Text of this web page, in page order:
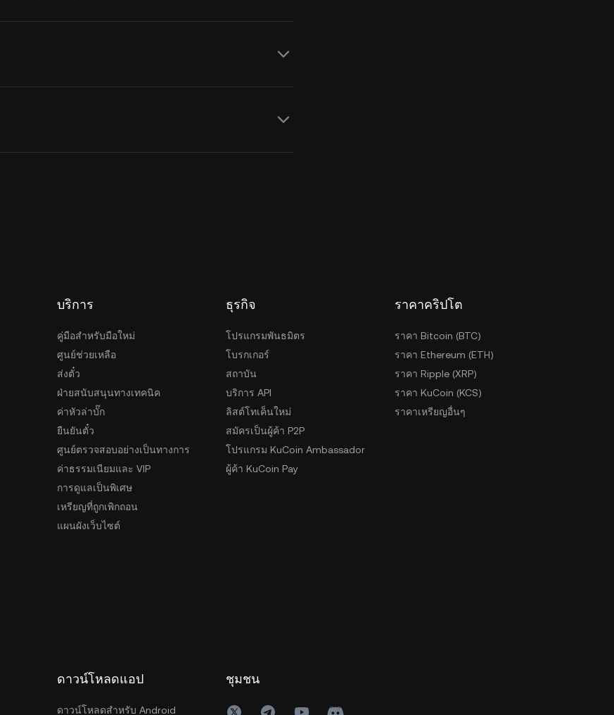
บริการ
คู่มือสำหรับมือใหม่
ศูนย์ช่วยเหลือ
ส่งตั๋ว
ฝ่ายสนับสนุนทางเทคนิค
ค่าหัวล่าบั๊ก
ยืนยันตั๋ว
ศูนย์ตรวจสอบอย่างเป็นทางการ
ค่าธรรมเนียมและ VIP
การดูแลเป็นพิเศษ
เหรียญที่ถูกเพิกถอน
แผนผังเว็บไซต์
ธุรกิจ
โปรแกรมพันธมิตร
โบรกเกอร์
สถาบัน
บริการ API
ลิสต์โทเค็นใหม่
สมัครเป็นผู้ค้า P2P
โปรแกรม KuCoin Ambassador
ผู้ค้า KuCoin Pay
ราคาคริปโต
ราคา Bitcoin (BTC)
ราคา Ethereum (ETH)
ราคา Ripple (XRP)
ราคา KuCoin (KCS)
ราคาเหรียญอื่นๆ
ดาวน์โหลดแอป
ดาวน์โหลดสำหรับ Android
ชุมชน